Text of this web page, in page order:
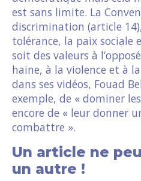
est sans limite. La
discrimination (article
tolérance, la paix sociale
soit des valeurs à
haine, à la violence et à
dans ses vidéos, Fouad
exemple, de « dominer
encore de « leur donner
combattre ».
Un article ne
un autre !